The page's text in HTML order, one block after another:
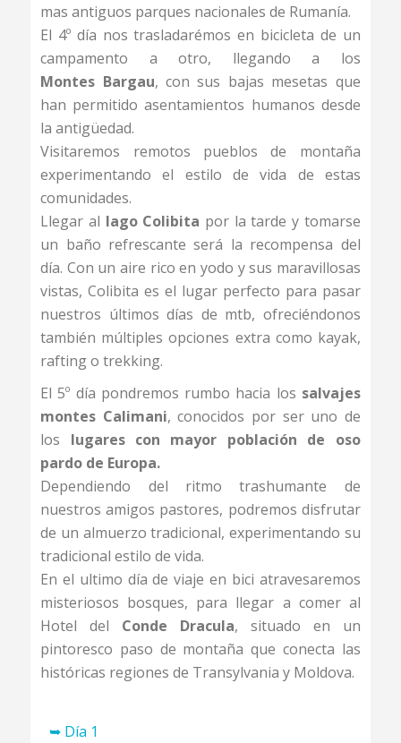
mas antiguos parques nacionales de Rumanía.
El 4º día nos trasladarémos en bicicleta de un
campamento a otro, llegando a los
Montes Bargau, con sus bajas mesetas que
han permitido asentamientos humanos desde
la antigüedad.
Visitaremos remotos pueblos de montaña
experimentando el estilo de vida de estas
comunidades.
Llegar al lago Colibita por la tarde y tomarse
un baño refrescante será la recompensa del
día. Con un aire rico en yodo y sus maravillosas
vistas, Colibita es el lugar perfecto para pasar
nuestros últimos días de mtb, ofreciéndonos
también múltiples opciones extra como kayak,
rafting o trekking.
El 5º día pondremos rumbo hacia los salvajes
montes Calimani, conocidos por ser uno de
los lugares con mayor población de oso
pardo de Europa.
Dependiendo del ritmo trashumante de
nuestros amigos pastores, podremos disfrutar
de un almuerzo tradicional, experimentando su
tradicional estilo de vida.
En el ultimo día de viaje en bici atravesaremos
misteriosos bosques, para llegar a comer al
Hotel del Conde Dracula, situado en un
pintoresco paso de montaña que conecta las
históricas regiones de Transylvania y Moldova.
➥ Día 1